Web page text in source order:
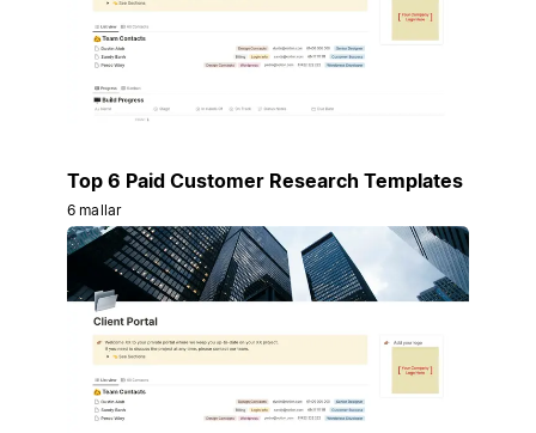
Top 6 Paid Customer Research Templates
6 mallar